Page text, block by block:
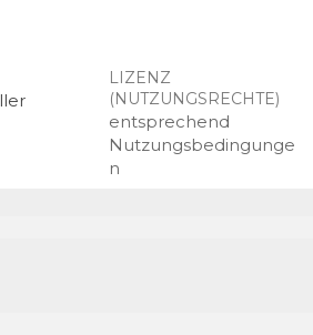
LIZENZ
(NUTZUNGSRECHTE)
entsprechend
Nutzungsbedingunge
n